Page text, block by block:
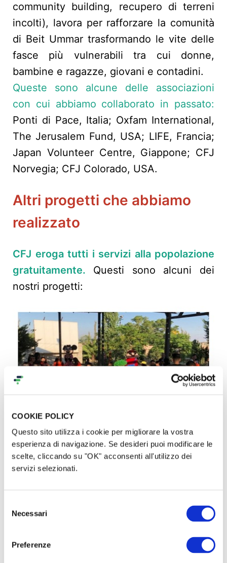
COOKIE POLICY
Questo sito utilizza i cookie per migliorare la vostra
esperienza di navigazione. Se desideri puoi modificare le
scelte, cliccando su "OK" acconsenti all'utilizzo dei
servizi selezionati.
delNecessari
Preferenze
community building, recupero di terreni
incolti), lavora per rafforzare la comunità
di Beit Ummar trasformando le vite delle
fasce più vulnerabili tra cui donne,
bambine e ragazze, giovani e contadini.
Queste sono alcune delle associazioni
con cui abbiamo collaborato in passato:
Ponti di Pace, Italia; Oxfam International,
The Jerusalem Fund, USA; LIFE, Francia;
Japan Volunteer Centre, Giappone; CFJ
Norvegia; CFJ Colorado, USA.
Altri progetti che abbiamo
realizzato
CFJ eroga tutti i servizi alla popolazione
gratuitamente. Questi sono alcuni dei
nostri progetti:
>> Campi estivi:ogni anno, dal 2019,
organizziamo campi estivi gratuiti per i
campi estivi sono un ambiente sicuro in
cui i bambini acquisiscono fiducia di sé e
(p.es. comunicazione, risoluzione dei